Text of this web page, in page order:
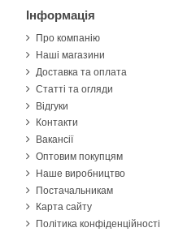
Інформація
Про компанію
Наші магазини
Доставка та оплата
Статті та огляди
Відгуки
Контакти
Вакансії
Оптовим покупцям
Наше виробництво
Постачальникам
Карта сайту
Політика конфіденційності